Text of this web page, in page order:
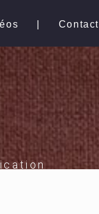
Contact